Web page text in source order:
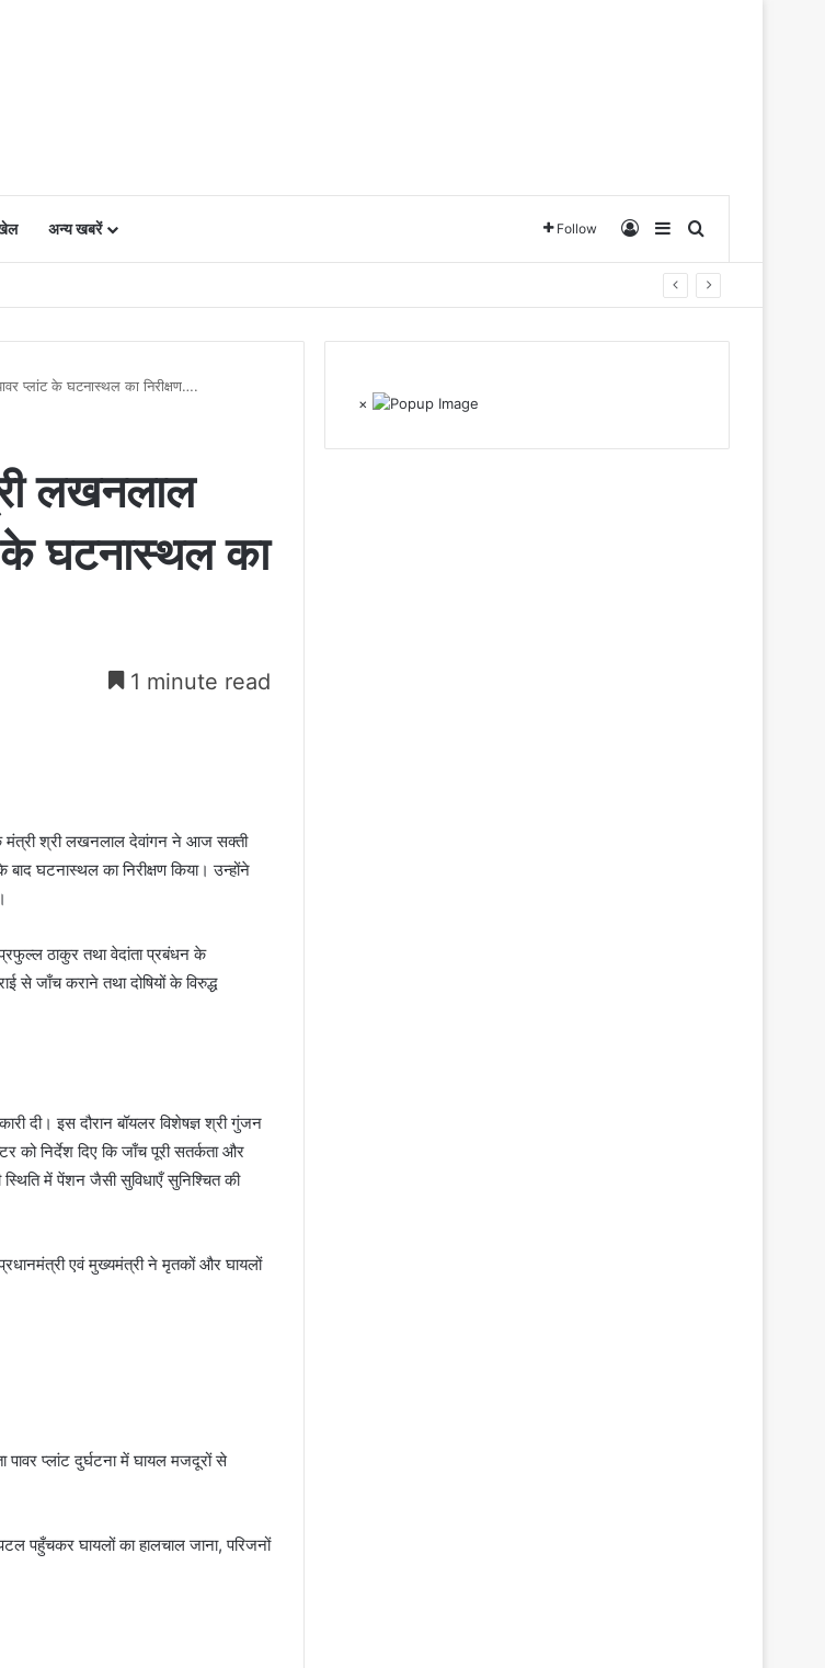
अन्य खबरें Follow Log InSidebarSearch for
यूरिया बने किसानों के भरोसेमंद कृषि साथी…..
प्लांट के घटनास्थल का निरीक्षण….
लखनलाल
के घटनास्थल का
1 minute read
मंत्री श्री लखनलाल देवांगन ने आज सक्ती
घटनास्थल का निरीक्षण किया। उन्होंने
ठाकुर तथा वेदांता प्रबंधन के
जाँच कराने तथा दोषियों के विरुद्ध
दी। इस दौरान बॉयलर विशेषज्ञ श्री गुंजन
निर्देश दिए कि जाँच पूरी सतर्कता और
स्थिति में पेंशन जैसी सुविधाएँ सुनिश्चित की
प्रधानमंत्री एवं मुख्यमंत्री ने मृतकों और घायलों
प्लांट दुर्घटना में घायल मजदूरों से
पहुँचकर घायलों का हालचाल जाना, परिजनों
×